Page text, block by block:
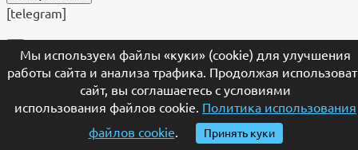
Мы используем файлы «куки» (cookie) для улучшения
работы сайта и анализа трафика. Продолжая
сайт, вы соглашаетесь с условиями
использования файлов cookie. Политика использования
файлов cookie. Принять куки
[telegram]
Ваше имя